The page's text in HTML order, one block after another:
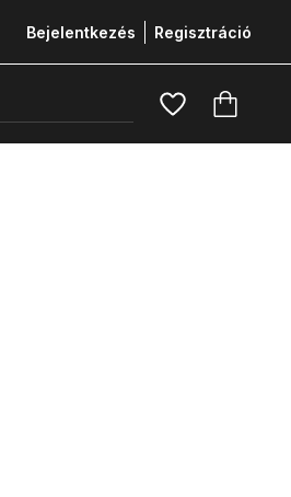
Bejelentkezés Regisztráció